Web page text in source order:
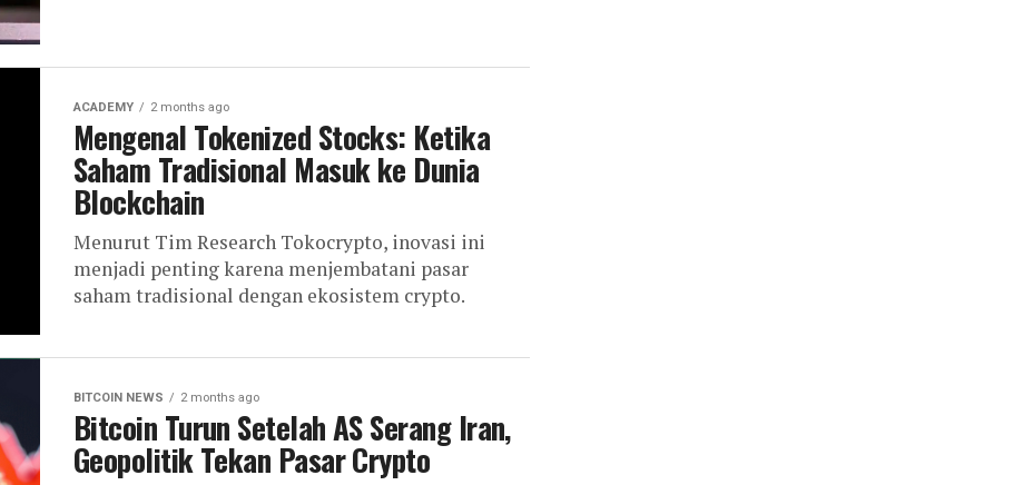
ACADEMY 2 months ago
Mengenal Tokenized Stocks: Ketika
Saham Tradisional Masuk ke Dunia
Blockchain
Menurut Tim Research Tokocrypto, inovasi ini
menjadi penting karena menjembatani pasar
saham tradisional dengan ekosistem crypto.
BITCOIN NEWS 2 months ago
Bitcoin Turun Setelah AS Serang Iran,
Geopolitik Tekan Pasar Crypto